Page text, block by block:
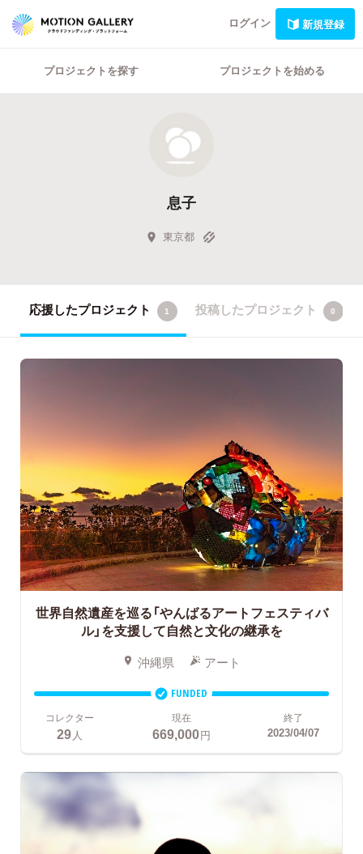
ログイン 新規登録
プロジェクトを探す プロジェクトを始める
息子
東京都
応援したプロジェクト 1 投稿したプロジェクト 0
世界自然遺産を巡る「やんばるアートフェスティバ
ル」を支援して自然と文化の継承を
沖縄県 アート
FUNDED
コレクター
29 人
現在
669,000円
終了
2023/04/07